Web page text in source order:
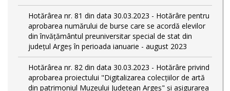
Hotărârea nr. 81 din data 30.03.2023 - Hotărâre pentru
aprobarea numărului de burse care se acordă elevilor
din învățământul preuniversitar special de stat din
județul Argeș în perioada ianuarie - august 2023
Hotărârea nr. 82 din data 30.03.2023 - Hotărâre privind
aprobarea proiectului "Digitalizarea colecțiilor de artă
din patrimoniul Muzeului Județean Argeș" și asigurarea